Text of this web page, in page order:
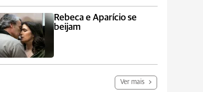
Rebeca e Aparício se
beijam
Ver mais